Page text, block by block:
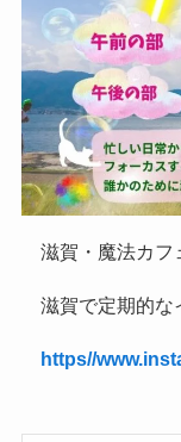
滋賀・魔法カフ
滋賀で定期的な
https//